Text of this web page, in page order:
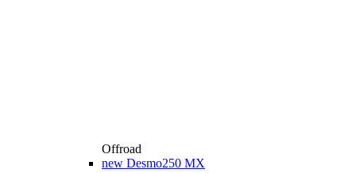
Offroad
new Desmo250 MX